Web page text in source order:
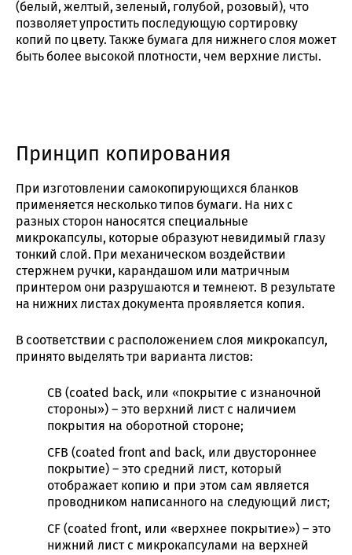
(белый, желтый, зеленый, голубой, розовый), что
позволяет упростить последующую сортировку
копий по цвету. Также бумага для нижнего слоя может
быть более высокой плотности, чем верхние листы.
Принцип копирования
При изготовлении самокопирующихся бланков
применяется несколько типов бумаги. На них с
разных сторон наносятся специальные
микрокапсулы, которые образуют невидимый глазу
тонкий слой. При механическом воздействии
стержнем ручки, карандашом или матричным
принтером они разрушаются и темнеют. В результате
на нижних листах документа проявляется копия.
В соответствии с расположением слоя микрокапсул,
принято выделять три варианта листов:
CB (coated back, или «покрытие с изнаночной
стороны») – это верхний лист с наличием
покрытия на оборотной стороне;
CFB (coated front and back, или двустороннее
покрытие) – это средний лист, который
отображает копию и при этом сам является
проводником написанного на следующий лист;
CF (coated front, или «верхнее покрытие») – это
нижний лист с микрокапсулами на верхней